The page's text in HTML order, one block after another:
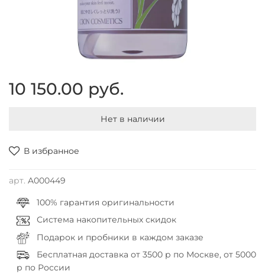
В избранное
арт. A000449
10 150.00 руб.
Нет в наличии
100% гарантия оригинальности
Система накопительных скидок
Подарок и пробники в каждом заказе
Бесплатная доставка от 3500 р по Москве, от 5000
р по России